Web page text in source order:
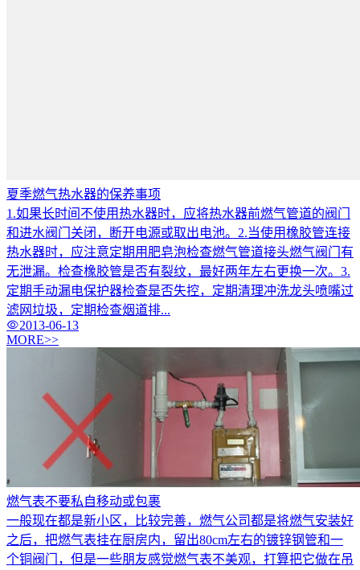
夏季燃气热水器的保养事项
1.如果长时间不使用热水器时，应将热水器前燃气管道的阀门
和进水阀门关闭，断开电源或取出电池。2.当使用橡胶管连接
热水器时，应注意定期用肥皂泡检查燃气管道接头燃气阀门有
无泄漏。检查橡胶管是否有裂纹，最好两年左右更换一次。3.
定期手动漏电保护器检查是否失控，定期清理冲洗龙头喷嘴过
滤网垃圾，定期检查烟道排...
2013-06-13
MORE>>
燃气表不要私自移动或包裹
一般现在都是新小区，比较完善，燃气公司都是将燃气安装好
之后，把燃气表挂在厨房内，留出80cm左右的镀锌钢管和一
个铜阀门，但是一些朋友感觉燃气表不美观，打算把它做在吊